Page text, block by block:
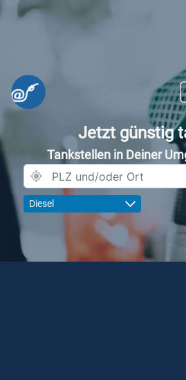
Jetzt günstig
Tankstellen in Deiner
Diesel